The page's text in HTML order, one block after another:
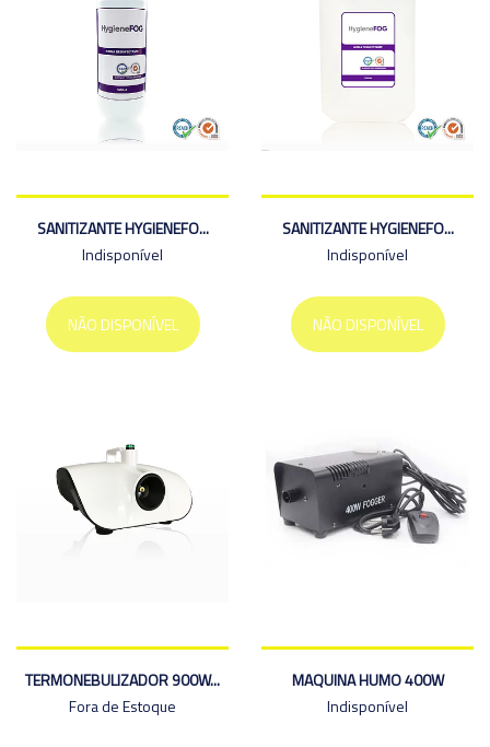
SANITIZANTE HYGIENEFO...
Indisponível
NÃO DISPONÍVEL
SANITIZANTE HYGIENEFO...
Indisponível
NÃO DISPONÍVEL
TERMONEBULIZADOR 900W...
Fora de Estoque
MAQUINA HUMO 400W
Indisponível